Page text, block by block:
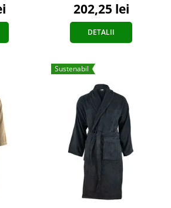
202,25 lei
DETALII
Sustenabil